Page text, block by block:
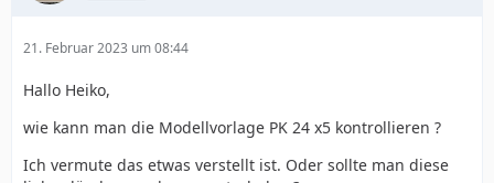
21. Februar 2023 um 08:44
Hallo Heiko,
wie kann man die Modellvorlage PK 24 x5 kontrollieren ?
Ich vermute das etwas verstellt ist. Oder sollte man diese